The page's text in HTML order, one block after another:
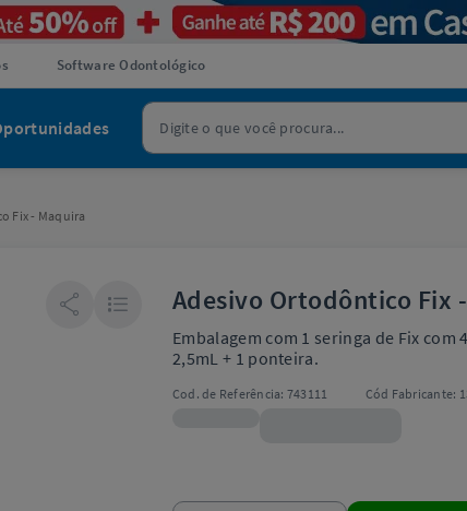
Software Odontológico
Fix - Maquira
Adesivo Ortodôntico Fix
Embalagem com 1 seringa de Fix com
2,5mL + 1 ponteira.
Cod. de Referência: 743111 Cód Fabricante: